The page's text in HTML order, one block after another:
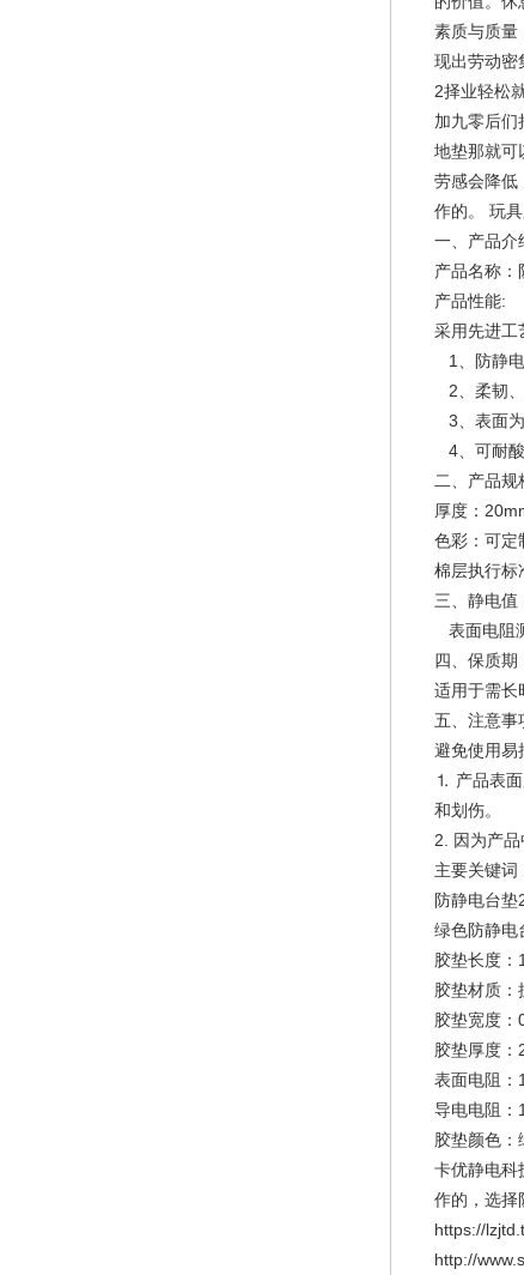
素质与质量
现出劳动密
2择业轻松
加九零后们
地垫那就可
劳感会降低
作的。 玩
一、产品介
产品名称：
产品性能:
采用先进工
1、防静电
2、柔韧、
3、表面为
4、可耐酸
二、产品规
厚度：
色彩：可定
棉层执行标
三、静电值
表面电阻
四、保质期
适用于需长
五、注意事
避免使用易
⒈ 产品表面
和划伤。
2. 因为产
主要关键词
防静电台垫
绿色防静电
胶垫长度：
胶垫材质
胶垫宽度
胶垫厚度：
表面电阻
导电电阻
胶垫颜色：
卡优静电科
作的，选择
https://
http://